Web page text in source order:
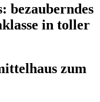
bezauberndes
in toller
zum